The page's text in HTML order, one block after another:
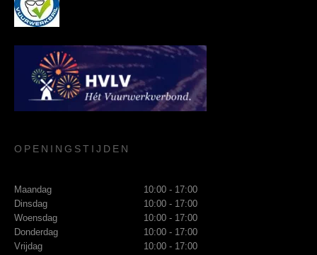
OPENINGSTIJDEN
Maandag
10:00 - 17:00
Dinsdag
10:00 - 17:00
Woensdag
10:00 - 17:00
Donderdag
10:00 - 17:00
Vrijdag
10:00 - 17:00